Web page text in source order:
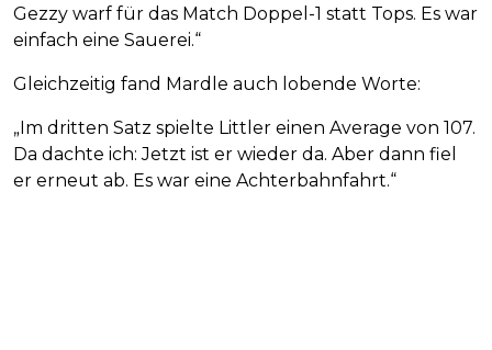
Gezzy warf für das Match Doppel-1 statt Tops. Es war
einfach eine Sauerei.“
Gleichzeitig fand Mardle auch lobende Worte:
„Im dritten Satz spielte Littler einen Average von 107.
Da dachte ich: Jetzt ist er wieder da. Aber dann fiel
er erneut ab. Es war eine Achterbahnfahrt.“